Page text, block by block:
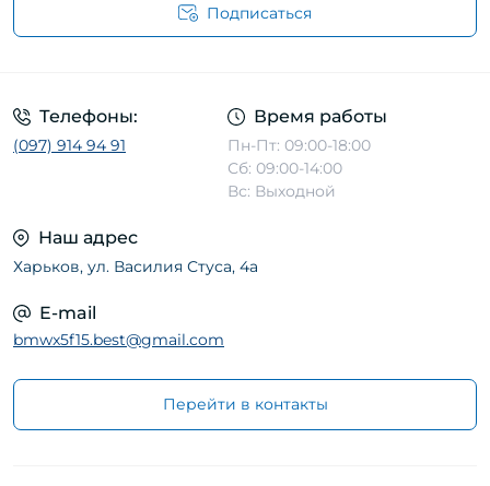
Подписаться
Телефоны:
(097) 914 94 91
Время работы
Пн-Пт: 09:00-18:00
Сб: 09:00-14:00
Вс: Выходной
Наш адрес
Харьков, ул. Василия Стуса, 4а
E-mail
bmwx5f15.best@gmail.com
Перейти в контакты